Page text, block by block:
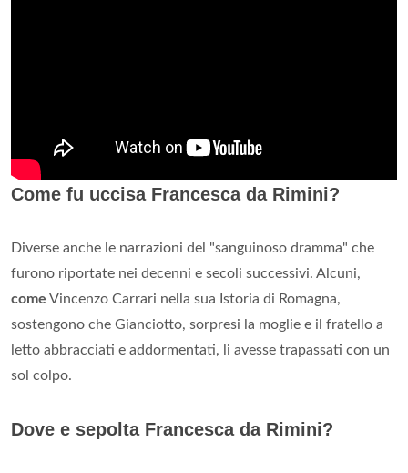
Come fu uccisa Francesca da Rimini?
Diverse anche le narrazioni del "sanguinoso dramma" che
furono riportate nei decenni e secoli successivi. Alcuni,
come Vincenzo Carrari nella sua Istoria di Romagna,
sostengono che Gianciotto, sorpresi la moglie e il fratello a
letto abbracciati e addormentati, li avesse trapassati con un
sol colpo.
Dove e sepolta Francesca da Rimini?